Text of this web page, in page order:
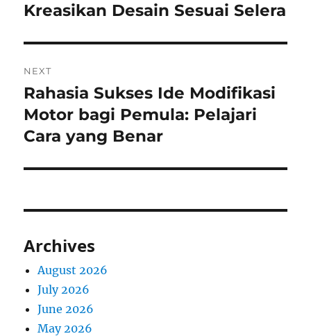
post:
Kreasikan Desain Sesuai Selera
NEXT
Next
post:
Rahasia Sukses Ide Modifikasi
Motor bagi Pemula: Pelajari
Cara yang Benar
Archives
August 2026
July 2026
June 2026
May 2026